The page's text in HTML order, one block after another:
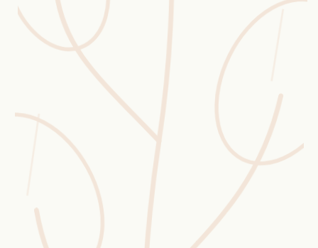
Vogelstimmen
Gartenplaner
Challenges
Wusstest du?
Sammlungen